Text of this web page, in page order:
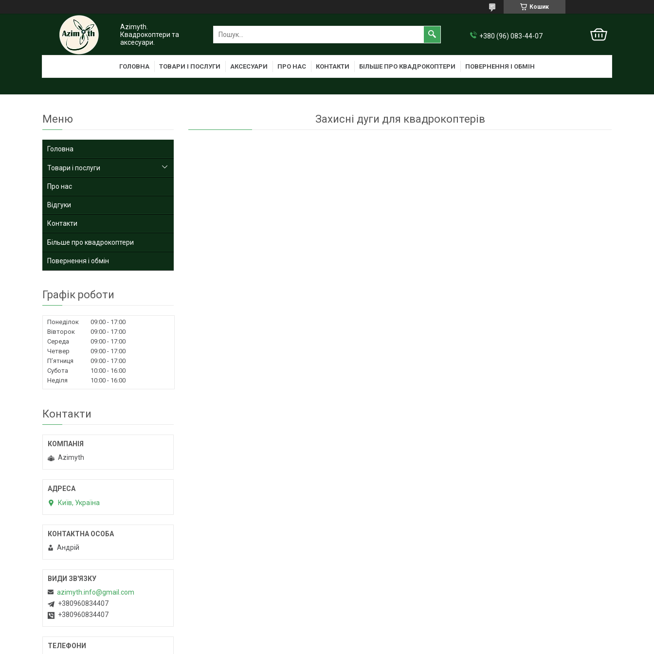
Кошик
Azimyth.
Квадрокоптери та
аксесуари.
+380 (96) 083-44-07
ГОЛОВНА ТОВАРИ І ПОСЛУГИ АКСЕСУАРИ ПРО НАС КОНТАКТИ БІЛЬШЕ ПРО КВАДРОКОПТЕРИ ПОВЕРНЕННЯ І ОБМІН
Захисні дуги для квадрокоптерів
Головна
Товари і послуги
Про нас
Відгуки
Контакти
Більше про квадрокоптери
Повернення і обмін
Графік роботи
Понеділок 09:00
17:00
Вівторок
09:00
17:00
Середа
09:00
17:00
Четвер
09:00
17:00
Пʼятниця
09:00
17:00
Субота
10:00
16:00
Неділя
10:00 16:00
Контакти
Azimyth
Київ, Україна
Андрій
azimyth.info@gmail.com
+380960834407
+380960834407